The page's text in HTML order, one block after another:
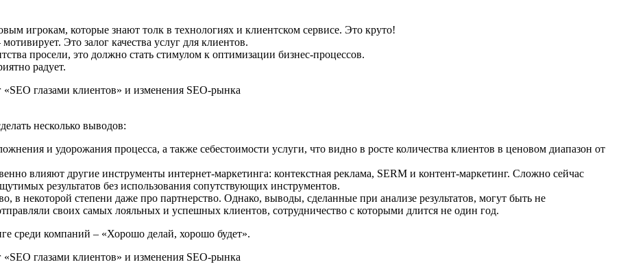
игрокам, которые знают толк в технологиях и клиентском сервисе. Это круто!
Это залог качества услуг для клиентов.
просели, это должно стать стимулом к оптимизации бизнес-процессов.
радует.
несколько выводов:
и удорожания процесса, а также себестоимости услуги, что видно в росте количества клиентов в ценовом диапазон от
влияют другие инструменты интернет-маркетинга: контекстная реклама, SERM и контент-маркетинг. Сложно сейчас
результатов без использования сопутствующих инструментов.
в некоторой степени даже про партнерство. Однако, выводы, сделанные при анализе результатов, могут быть не
своих самых лояльных и успешных клиентов, сотрудничество с которыми длится не один год.
среди компаний – «Хорошо делай, хорошо будет».